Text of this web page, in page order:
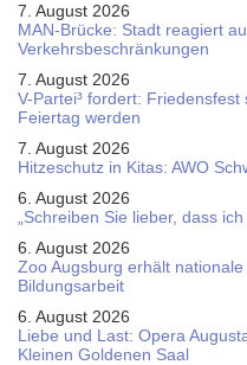
7. August 2026
MAN-Brücke: Stadt reagiert
Verkehrsbeschränkungen
7. August 2026
V-Partei­³ fordert:
Feier­tag werden
7. August 2026
Hitzeschutz in Kitas: AWO
6. August 2026
„Schreiben Sie lieber, dass
6. August 2026
Zoo Augsburg erhält
Bildungsarbeit
6. August 2026
Liebe und Last: Opera
Kleinen Goldenen Saal